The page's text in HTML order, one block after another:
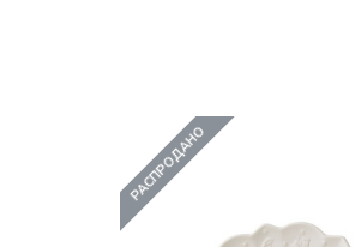
РАСПРОДАНО